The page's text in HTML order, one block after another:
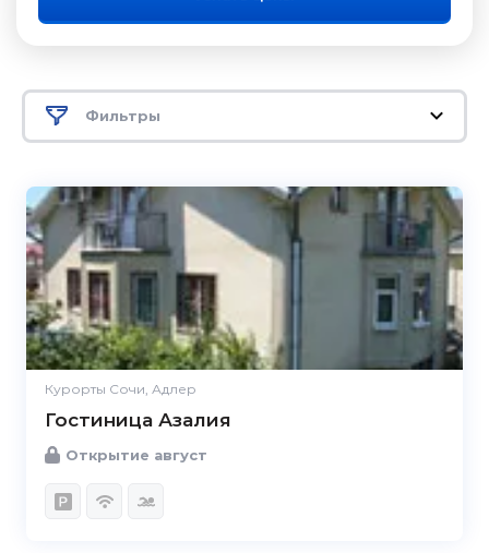
Фильтры
Курорты Сочи, Адлер
Гостиница Азалия
Открытие август